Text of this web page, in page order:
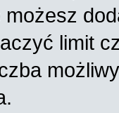
możesz
limit